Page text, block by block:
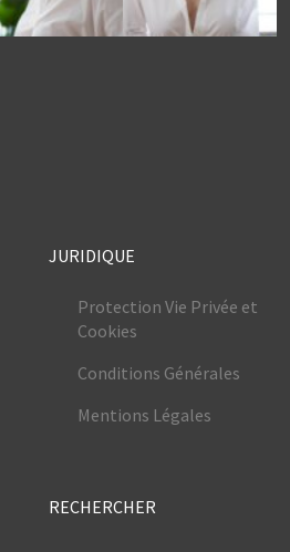
JURIDIQUE
Protection Vie Privée et
Cookies
Conditions Générales
Mentions Légales
RECHERCHER